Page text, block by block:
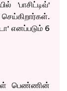
'பாசிட்டிவ்'
எனப்படும் 6
பெண்ணின்